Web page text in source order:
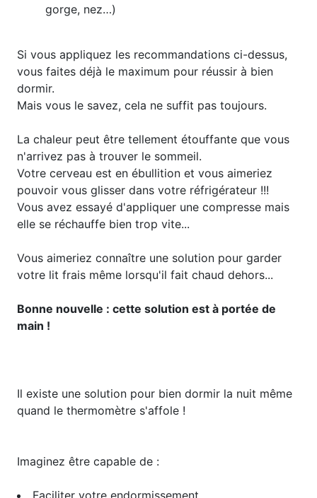
gorge, nez…)
Si vous appliquez les recommandations ci-dessus,
vous faites déjà le maximum pour réussir à bien
dormir.
Mais vous le savez, cela ne suffit pas toujours.
La chaleur peut être tellement étouffante que vous
n'arrivez pas à trouver le sommeil.
Votre cerveau est en ébullition et vous aimeriez
pouvoir vous glisser dans votre réfrigérateur !!!
Vous avez essayé d'appliquer une compresse mais
elle se réchauffe bien trop vite...
Vous aimeriez connaître une solution pour garder
votre lit frais même lorsqu'il fait chaud dehors...
Bonne nouvelle : cette solution est à portée de
main !
Il existe une solution pour bien dormir la nuit même
quand le thermomètre s'affole ! ​​
Imaginez être capable de :
Faciliter votre endormissement